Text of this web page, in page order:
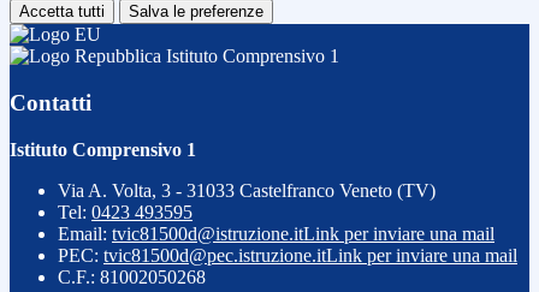
Accetta tutti Salva le preferenze
Istituto Comprensivo 1
Contatti
Istituto Comprensivo 1
Via A. Volta, 3 - 31033 Castelfranco Veneto (TV)
Tel: 0423 493595
Email: tvic81500d@istruzione.itLink per inviare una mail
PEC: tvic81500d@pec.istruzione.itLink per inviare una mail
C.F.: 81002050268